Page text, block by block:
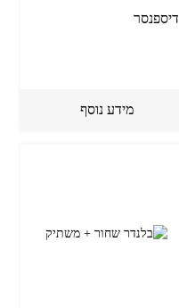
דיספנסר
מידע נוסף